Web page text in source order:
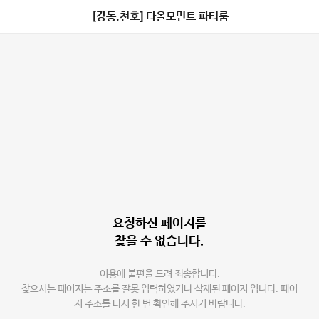
[강동,천호] 다올모먼트 파티룸
요청하신 페이지를
찾을 수 없습니다.
이용에 불편을 드려 죄송합니다.
찾으시는 페이지는 주소를 잘못 입력하였거나 삭제된 페이지 입니다. 페이
지 주소를 다시 한 번 확인해 주시기 바랍니다.